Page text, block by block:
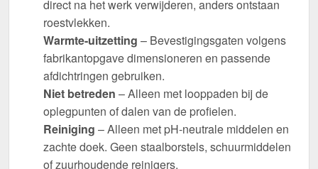
direct na het werk verwijderen, anders ontstaan
roestvlekken.
Warmte-uitzetting – Bevestigingsgaten volgens
fabrikantopgave dimensioneren en passende
afdichtringen gebruiken.
Niet betreden – Alleen met looppaden bij de
oplegpunten of dalen van de profielen.
Reiniging – Alleen met pH-neutrale middelen en
zachte doek. Geen staalborstels, schuurmiddelen
of zuurhoudende reinigers.